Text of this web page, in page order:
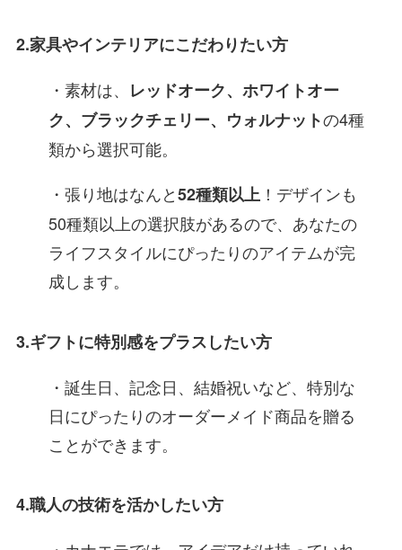
2.家具やインテリアにこだわりたい方
・素材は、 レッドオーク、ホワイトオー
ク、ブラックチェリー、ウォルナットの4種
類から選択可能。
・張り地はなんと52種類以上 ！デザインも
50種類以上の選択肢があるので、あなたの
ライフスタイルにぴったりのアイテムが完
成します。
3.ギフトに特別感をプラスしたい方
・誕生日、記念日、結婚祝いなど、特別な
日にぴったりのオーダーメイド商品を贈る
ことができます。
4.職人の技術を活かしたい方